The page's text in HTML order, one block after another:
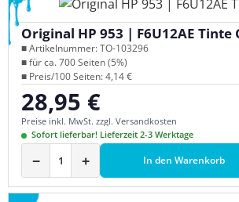
Original HP 953 | F6U12AE Tinte
■ Artikelnummer: TO-103296
■ für ca. 700 Seiten (5%)
■ Preis/100 Seiten: 4,14 €
Regulärer Preis:
28,95 €
Preise inkl. MwSt. zzgl. Versandkosten
Sofort lieferbar! Lieferzeit 2-3 Werktage
− + In den Warenkorb